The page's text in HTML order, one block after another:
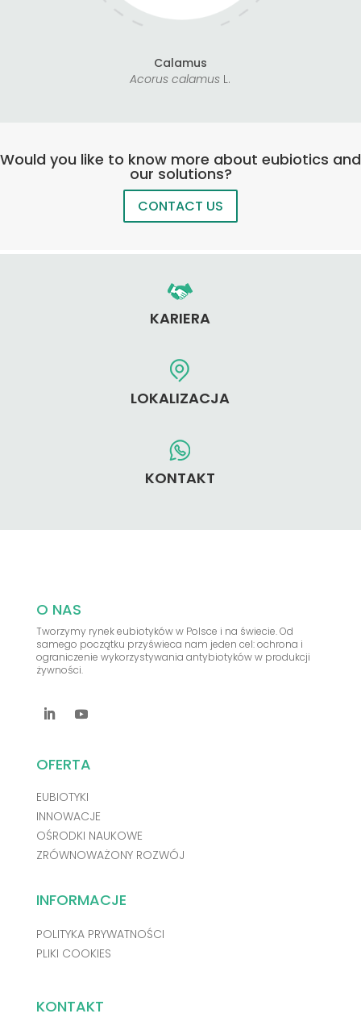
Calamus
Acorus calamus L.
Would you like to know more about eubiotics and
our solutions?
CONTACT US
KARIERA
LOKALIZACJA
KONTAKT
O NAS
Tworzymy rynek eubiotyków w Polsce i na świecie. Od
samego początku przyświeca nam jeden cel: ochrona i
ograniczenie wykorzystywania antybiotyków w produkcji
żywności.
OFERTA
EUBIOTYKI
INNOWACJE
OŚRODKI NAUKOWE
ZRÓWNOWAŻONY ROZWÓJ
INFORMACJE
POLITYKA PRYWATNOŚCI
PLIKI COOKIES
KONTAKT